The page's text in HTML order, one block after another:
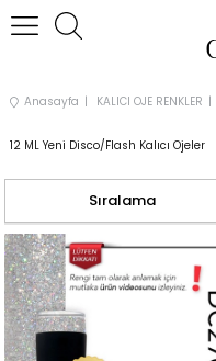
Anasayfa KALICI OJE RENKLER
12 ML Yeni Disco/Flash Kalıcı Ojeler
Sıralama